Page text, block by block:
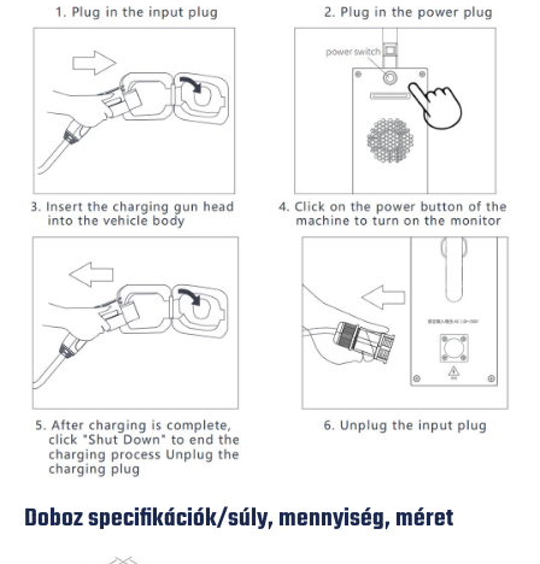
Doboz specifikációk/súly, mennyiség, méret